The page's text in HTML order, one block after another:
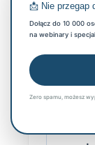
📩 Nie przegap
Dołącz do 10 000
na webinary i
Zero spamu, możesz